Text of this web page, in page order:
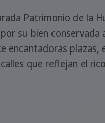
Patrimonio de la
por su bien
encantadoras plazas,
que reflejan el